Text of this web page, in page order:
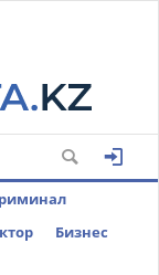
Бизнес